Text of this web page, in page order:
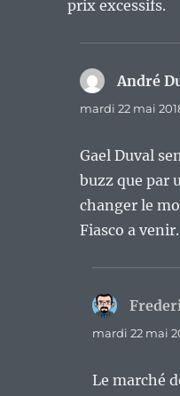
prix excessifs.
André
mardi 22 mai
Gael Duval
buzz que par
changer le
Fiasco a venir.
mardi 22 mai
Le marché